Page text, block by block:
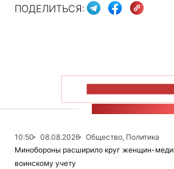
ПОДЕЛИТЬСЯ:
10:50 08.08.2026
Общество, Политика
Минобороны расширило круг женщин-
воинскому учету